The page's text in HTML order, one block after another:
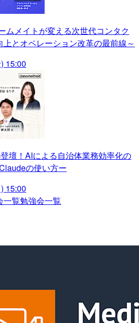
ムメイトが変える次世代コンタク
上とオペレーション改革の最前線～
15:00
壇！AIによる自治体業務効率化の
の使い方ー
15:00
一覧勉強会一覧